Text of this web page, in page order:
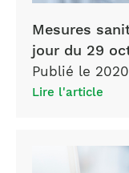
covid19-
picture-
id1213895513
Mesures
jour du 29
Publié le
Lire l'article